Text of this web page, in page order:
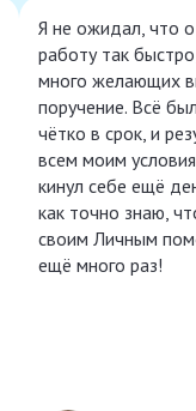
Я не ожидал, что
работу так
много желающих
поручение. Всё
чётко в срок, и
всем моим
кинул себе ещё
как точно знаю,
своим Личным
ещё много раз!